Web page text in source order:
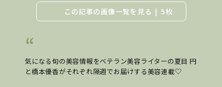
この記事の画像一覧を見る 5枚
気になる旬の美容情報をベテラン美容ライターの夏目 円
と橋本優香がそれぞれ隔週でお届けする美容連載♡